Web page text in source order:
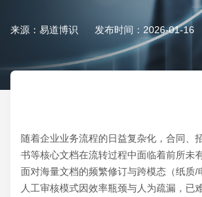
来源：易道博识 发布时间：2026-01-16
随着企业业务流程的日益复杂化，合同、
书等核心文档在流转过程中面临着前所未
面对海量文档的频繁修订与跨模态（纸质/
人工审核模式因效率瓶颈与人为疏漏，已